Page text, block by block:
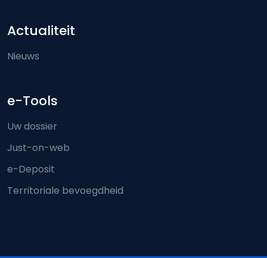
Actualiteit
Nieuws
e-Tools
Uw dossier
Just-on-web
e-Deposit
Territoriale bevoegdheid